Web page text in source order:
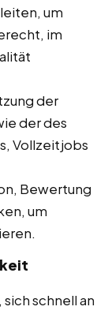
um
im
der
der des
Vollzeitjobs
Bewertung
um
schnell an